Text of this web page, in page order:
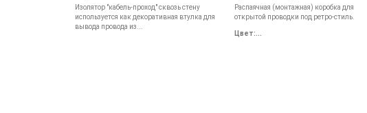
Изолятор "кабель-проход" сквозь стену
используется как декоративная втулка для
вывода провода из...
Распаячная (монтажная) коробка для
открытой проводки под ретро-стиль.
Цвет:...